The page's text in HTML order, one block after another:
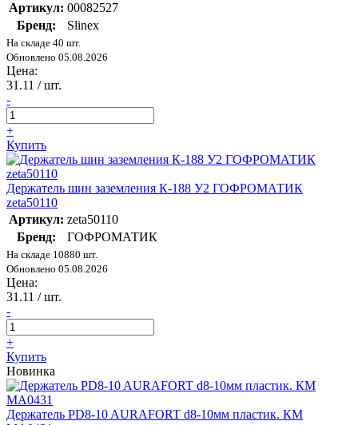
Артикул: 00082527
Бренд:
Slinex
На складе 40 шт.
Обновлено 05.08.2026
Цена:
31.11 / шт.
-
+
Купить
Держатель шин заземления К-188 У2 ГОФРОМАТИК
zeta50110
Артикул: zeta50110
Бренд:
ГОФРОМАТИК
На складе 10880 шт.
Обновлено 05.08.2026
Цена:
31.11 / шт.
-
+
Купить
Новинка
Держатель PD8-10 AURAFORT d8-10мм пластик. КМ